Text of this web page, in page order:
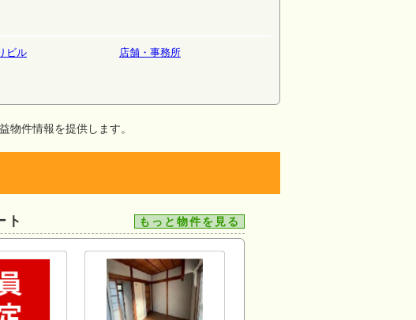
ビル
店舗・事務所
物件情報を提供します。
ト もっと物件を見る